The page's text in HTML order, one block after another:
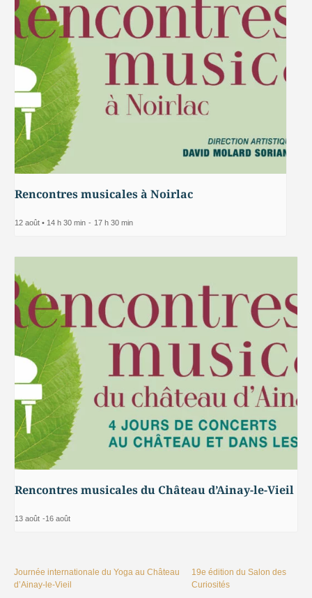
Rencontres musicales à Noirlac
12 août • 14 h 30 min - 17 h 30 min
Rencontres musicales du Château d’Ainay-le-Vieil
13 août -16 août
Journée internationale du Yoga au Château
d’Ainay-le-Vieil
19e édition du Salon des
Curiosités